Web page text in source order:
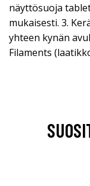
näyttösuoja
mukaisesti. 3.
yhteen kynän
Filaments